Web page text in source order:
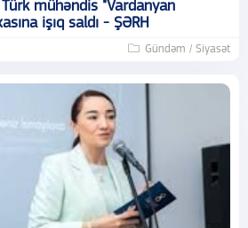
mühəndis "Vardanyan
işıq saldı - ŞƏRH
Gündəm / Siyasət